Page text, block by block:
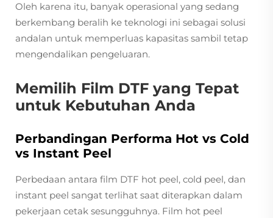
Oleh karena itu, banyak operasional yang sedang
berkembang beralih ke teknologi ini sebagai solusi
andalan untuk memperluas kapasitas sambil tetap
mengendalikan pengeluaran.
Memilih Film DTF yang Tepat
untuk Kebutuhan Anda
Perbandingan Performa Hot vs Cold
vs Instant Peel
Perbedaan antara film DTF hot peel, cold peel, dan
instant peel sangat terlihat saat diterapkan dalam
pekerjaan cetak sesungguhnya. Film hot peel